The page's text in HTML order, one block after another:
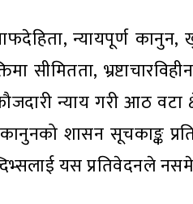
न्यायपूर्ण
सीमितता,
न्याय गरी आठ
शासन सूचकाङ्क
यस प्रतिवेदनले